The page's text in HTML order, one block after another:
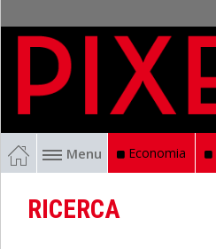
Menu Economia
RICERCA